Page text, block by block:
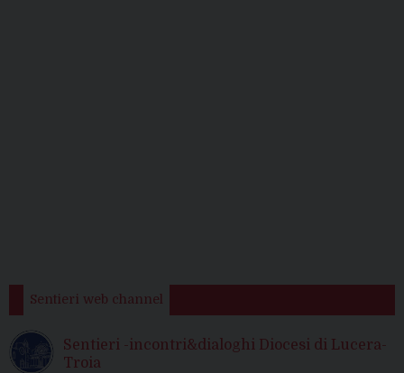
Sentieri web channel
Sentieri -incontri&dialoghi Diocesi di Lucera-
Troia